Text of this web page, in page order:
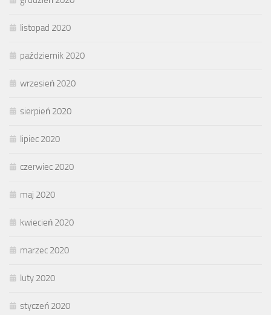
listopad 2020
październik 2020
wrzesień 2020
sierpień 2020
lipiec 2020
czerwiec 2020
maj 2020
kwiecień 2020
marzec 2020
luty 2020
styczeń 2020